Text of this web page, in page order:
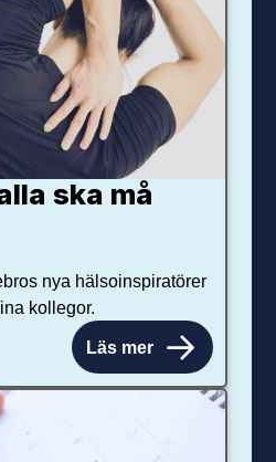
ska må
nya hälsoinspiratörer
kollegor.
Läs mer